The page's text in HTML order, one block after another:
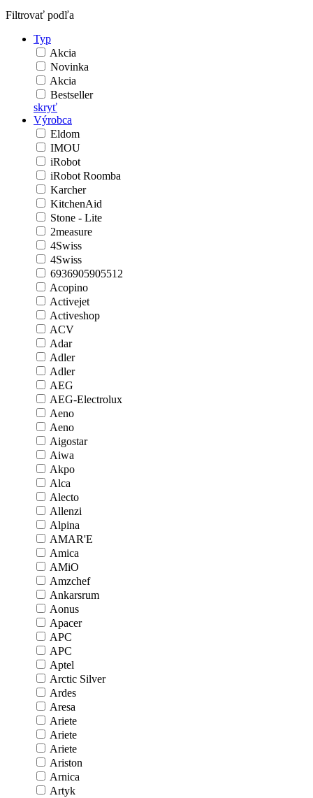
Filtrovať podľa
Typ
Akcia
Novinka
Akcia
Bestseller
skryť
Výrobca
Eldom
IMOU
iRobot
iRobot Roomba
Karcher
KitchenAid
Stone - Lite
2measure
4Swiss
4Swiss
6936905905512
Acopino
Activejet
Activeshop
ACV
Adar
Adler
Adler
AEG
AEG-Electrolux
Aeno
Aeno
Aigostar
Aiwa
Akpo
Alca
Alecto
Allenzi
Alpina
AMAR'E
Amica
AMiO
Amzchef
Ankarsrum
Aonus
Apacer
APC
APC
Aptel
Arctic Silver
Ardes
Aresa
Ariete
Ariete
Ariete
Ariston
Arnica
Artyk